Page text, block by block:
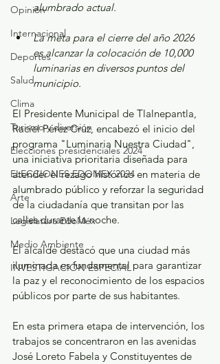
Opinión
Internacional
Deportes
Salud
Clima
Turismo y diversión
Elecciones presidenciales 2024
ELECCIONES EDOMEX 2024
Arte
Legislatura EdoMéx
Medio Ambiente
INVESTIGACIÓN ESPECIAL
alumbrado actual.
La meta para el cierre del año 2026
es alcanzar la colocación de 10,000
luminarias en diversos puntos del
municipio.
El Presidente Municipal de Tlalnepantla,
Raciel Pérez Cruz, encabezó el inicio del
programa "Luminaria Nuestra Ciudad",
una iniciativa prioritaria diseñada para
atender el rezago histórico en materia de
alumbrado público y reforzar la seguridad
de la ciudadanía que transitan por las
calles durante la noche.
El alcalde destacó que una ciudad más
iluminada es fundamental para garantizar
la paz y el reconocimiento de los espacios
públicos por parte de sus habitantes.
En esta primera etapa de intervención, los
trabajos se concentraron en las avenidas
José Loreto Fabela y Constituyentes de